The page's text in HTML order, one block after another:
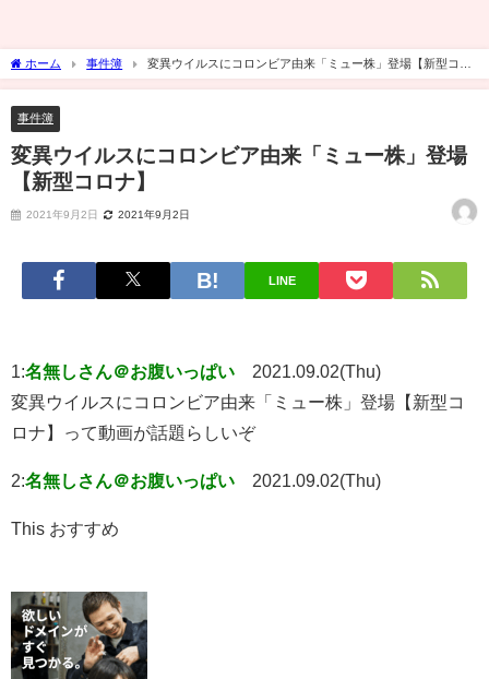
ホーム 事件簿
変異ウイルスにコロンビア由来「ミュー株」登場【新型コロ
ナ】
事件簿
変異ウイルスにコロンビア由来「ミュー株」登場
【新型コロナ】
2021年9月2日 2021年9月2日
LINE
1:名無しさん＠お腹いっぱい
2021.09.02(Thu)
変異ウイルスにコロンビア由来「ミュー株」登場【新型コ
ロナ】って動画が話題らしいぞ
2:名無しさん＠お腹いっぱい 2021.09.02(Thu)
This おすすめ